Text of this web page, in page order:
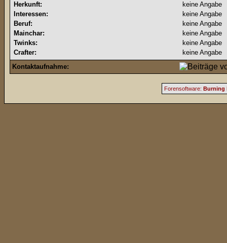
Herkunft:
keine Angabe
Interessen:
keine Angabe
Beruf:
keine Angabe
Mainchar:
keine Angabe
Twinks:
keine Angabe
Crafter:
keine Angabe
Kontaktaufnahme:
Forensoftware: Burning